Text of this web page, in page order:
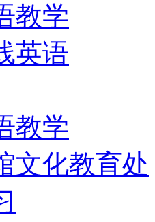
教学
英语
教学
文化教育处